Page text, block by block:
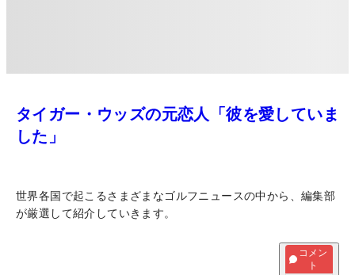
タイガー・ウッズの元恋人「彼を愛していま
した」
世界各国で起こるさまざまなゴルフニュースの中から、編集部
が厳選して紹介していきます。
コメン
ト